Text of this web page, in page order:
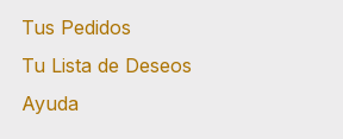
Tus Pedidos
Tu Lista de Deseos
Ayuda